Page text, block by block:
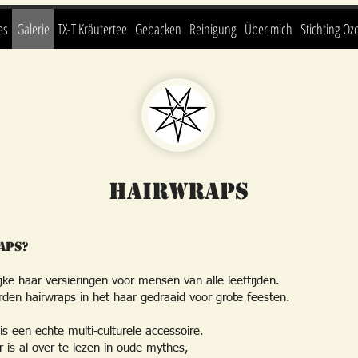
Galerie TX-T Kräutertee Gebacken Reinigung Über mich Stichting
Hairwraps
haar versieringen voor mensen van alle leeftijden.
hairwraps in het haar gedraaid voor grote feesten.
een echte multi-culturele accessoire.
is al over te lezen in oude mythes,